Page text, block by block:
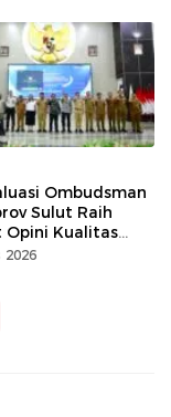
Ombudsman
Sulut Raih
Opini Kualitas
2026